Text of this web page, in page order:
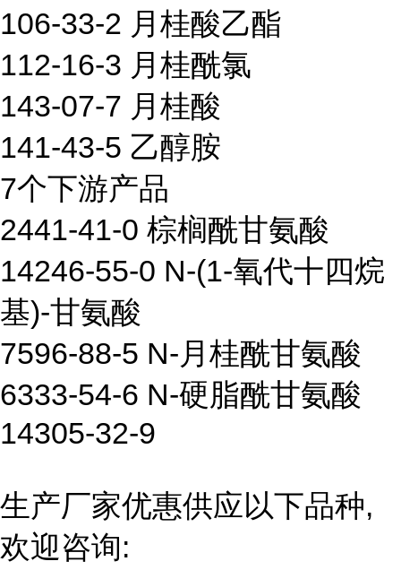
106-33-2 月桂酸乙酯
112-16-3 月桂酰氯
143-07-7 月桂酸
141-43-5 乙醇胺
7个下游产品
2441-41-0 棕榈酰甘氨酸
14246-55-0 N-(1-氧代十四烷
基)-甘氨酸
7596-88-5 N-月桂酰甘氨酸
6333-54-6 N-硬脂酰甘氨酸
14305-32-9
生产厂家优惠供应以下品种,
欢迎咨询: